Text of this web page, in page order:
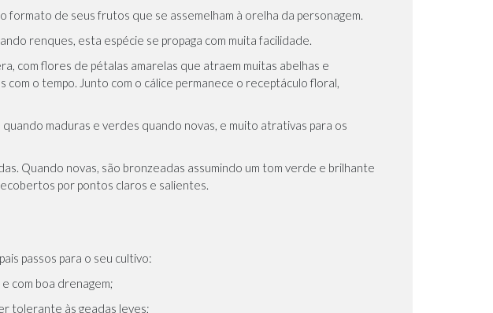
formato de seus frutos que se assemelham à orelha da personagem.
renques, esta espécie se propaga com muita facilidade.
com flores de pétalas amarelas que atraem muitas abelhas e
o tempo. Junto com o cálice permanece o receptáculo floral,
maduras e verdes quando novas, e muito atrativas para os
Quando novas, são bronzeadas assumindo um tom verde e brilhante
por pontos claros e salientes.
passos para o seu cultivo:
com boa drenagem;
tolerante às geadas leves;